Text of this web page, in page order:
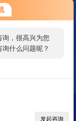
，很高兴为您
什么问题呢？
发起咨询